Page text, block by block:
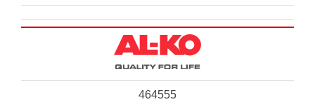
464555